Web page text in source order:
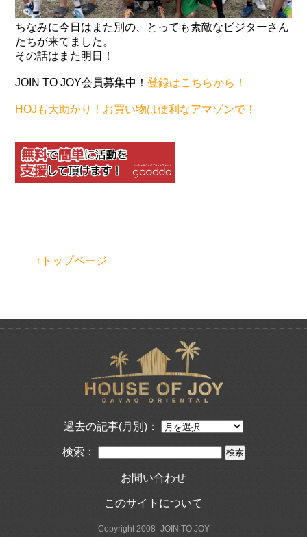
ちなみに今日はまた別の、とっても素敵なビジターさん
たちが来てました。
その話はまた明日！
JOIN TO JOY会員募集中！登録はこちらから！
HOJも大助かり！お買い物は便利なアマゾンで！
↑トップページ
過去の記事(月別)：
検索：
お問い合わせ
このサイトについて
Copyright 2008- JOIN TO JOY